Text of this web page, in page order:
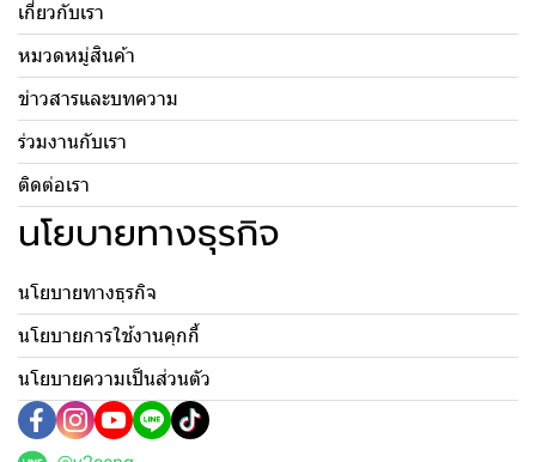
เกี่ยวกับเรา
หมวดหมู่สินค้า
ข่าวสารและบทความ
ร่วมงานกับเรา
ติดต่อเรา
นโยบายทางธุรกิจ
นโยบายทางธุรกิจ
นโยบายการใช้งานคุกกี้
นโยบายความเป็นส่วนตัว